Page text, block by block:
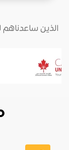
الذين ساعدناهم